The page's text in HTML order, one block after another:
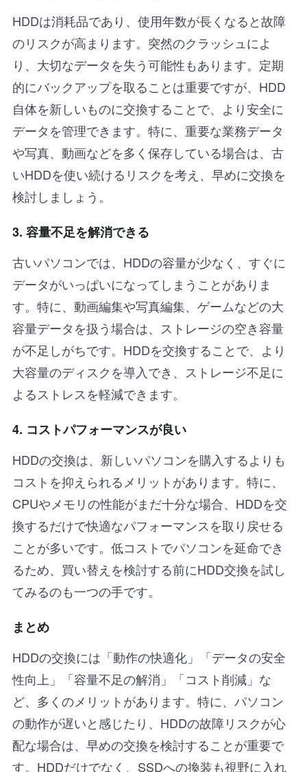
HDDは消耗品であり、使用年数が長くなると故障
のリスクが高まります。突然のクラッシュによ
り、大切なデータを失う可能性もあります。定期
的にバックアップを取ることは重要ですが、HDD
自体を新しいものに交換することで、より安全に
データを管理できます。特に、重要な業務データ
や写真、動画などを多く保存している場合は、古
いHDDを使い続けるリスクを考え、早めに交換を
検討しましょう。
3. 容量不足を解消できる
古いパソコンでは、HDDの容量が少なく、すぐに
データがいっぱいになってしまうことがありま
す。特に、動画編集や写真編集、ゲームなどの大
容量データを扱う場合は、ストレージの空き容量
が不足しがちです。HDDを交換することで、より
大容量のディスクを導入でき、ストレージ不足に
よるストレスを軽減できます。
4. コストパフォーマンスが良い
HDDの交換は、新しいパソコンを購入するよりも
コストを抑えられるメリットがあります。特に、
CPUやメモリの性能がまだ十分な場合、HDDを交
換するだけで快適なパフォーマンスを取り戻せる
ことが多いです。低コストでパソコンを延命でき
るため、買い替えを検討する前にHDD交換を試し
てみるのも一つの手です。
まとめ
HDDの交換には「動作の快適化」「データの安全
性向上」「容量不足の解消」「コスト削減」な
ど、多くのメリットがあります。特に、パソコン
の動作が遅いと感じたり、HDDの故障リスクが心
配な場合は、早めの交換を検討することが重要で
す。HDDだけでなく、SSDへの換装も視野に入れ